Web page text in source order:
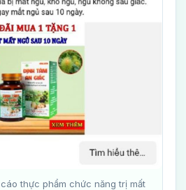
thực phẩm chức năng trị mất